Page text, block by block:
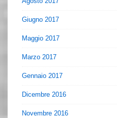
Giugno 2017
Maggio 2017
Marzo 2017
Gennaio 2017
Dicembre 2016
Novembre 2016